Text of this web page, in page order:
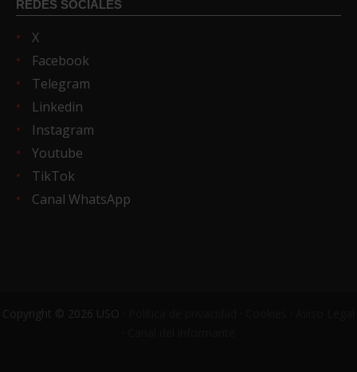
REDES SOCIALES
X
Facebook
Telegram
Linkedin
Instagram
Youtube
TikTok
Canal WhatsApp
Copyright © 2026 USO ·